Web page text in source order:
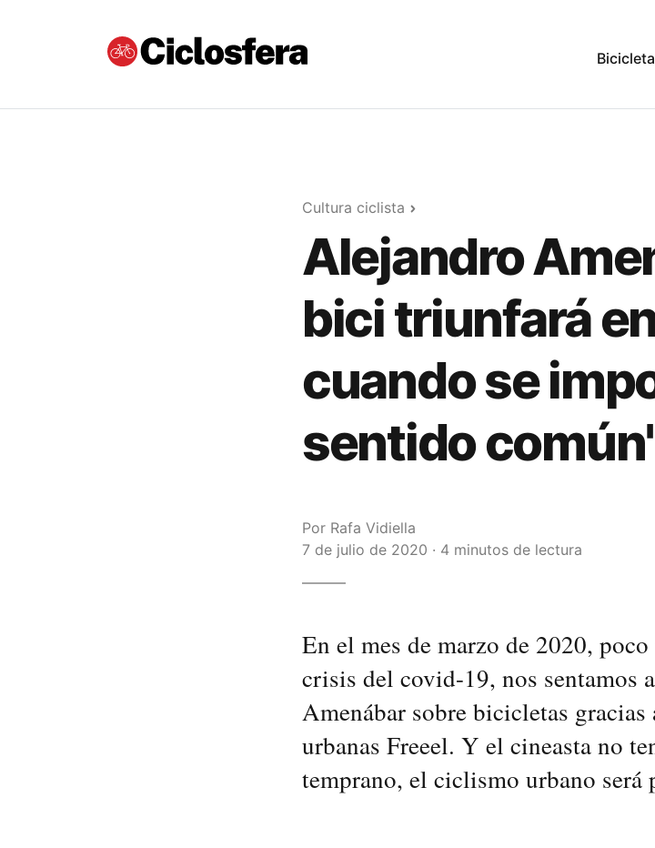
Cultura ciclista
Alejandro
bici triunfará
cuando se
sentido
Por Rafa Vidiella
7 de julio de 2020 · 4 minutos de lectura
En el mes de marzo de 2020,
crisis del covid-19, nos sentamos
Amenábar sobre bicicletas gracias
urbanas Freeel. Y el cineasta no
temprano, el ciclismo urbano será